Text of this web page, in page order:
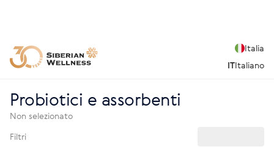
Italia
ITItaliano
Probiotici e assorbenti
Non selezionato
Filtri